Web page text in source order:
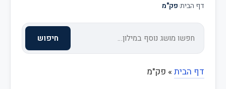
דף הבית›פק"מ
חיפוש
דף הבית » פק"מ